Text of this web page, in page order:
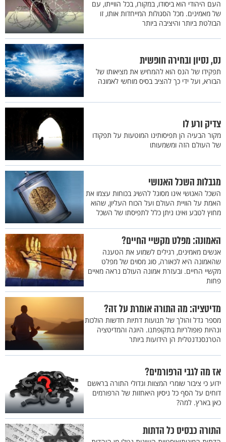
העם היהודי הוא ביסודו, במקורו, בכל הווייתו, עם
של מאמינים. מכל הסגולות המייחדות אותו, זו
הבולטת ביותר והיציבה ביותר
נס, נסיון ובחירה חופשית
תפקידו של הנס הוא להמחיש את מציאותו של
הבורא, ועל ידי כך להציב בסיס מוחשי לאמונה
צדיק ורע לו
מקור הבעיה הן תפיסותינו המוטעות על תפקודו
של העולם הזה ומשמעותו
מגבלות השכל האנושי
השכל האנושי אינו מסוגל להשיג בכוחות עצמו את
האמת על הוויית העולם ועל הכוח העליון, שהוא
מחוץ לטבע ואינו ניתן כלל לתפיסתו של השכל
האמונה: מפלט מקשיי החיים?
אנשים מאמינים, רגילים לשמוע את הטענה
שהאמונה היא לכאורה, סוג מסוים של מפלט
מקשיי החיים. ובעזרת אמונה העולם נראה מאיים
פחות
מדיטציה: מה התורה אומרת על זה?
מספר גדל והולך של תנועות דתיות חדשות הולכות
ונהיות פופולריות בתקופתנו. היוגה והמדיטציה
הטרנסנדנטלית הן הידועות ביותר
אז מה לגבי הרפורמים?
ידוע כי ציבור שומרי המצוות וגדולי התורה בראשם
דוחים על הסף כל ניסיון היאחזות של הרפורמים
כאן בארץ. למה?
התורה כבסיס כל הדתות